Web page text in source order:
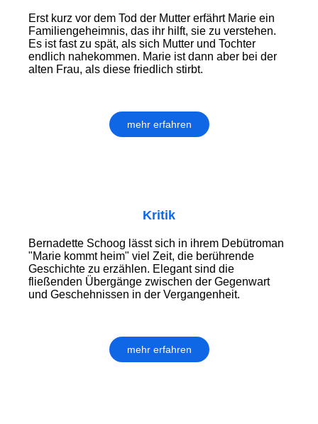
Erst kurz vor dem Tod der Mutter erfährt Marie ein
Familiengeheimnis, das ihr hilft, sie zu verstehen.
Es ist fast zu spät, als sich Mutter und Tochter
endlich nahekommen. Marie ist dann aber bei der
alten Frau, als diese friedlich stirbt.
mehr erfahren
Kritik
Bernadette Schoog lässt sich in ihrem Debütroman
"Marie kommt heim" viel Zeit, die berührende
Geschichte zu erzählen. Elegant sind die
fließenden Übergänge zwischen der Gegenwart
und Geschehnissen in der Vergangenheit.
mehr erfahren